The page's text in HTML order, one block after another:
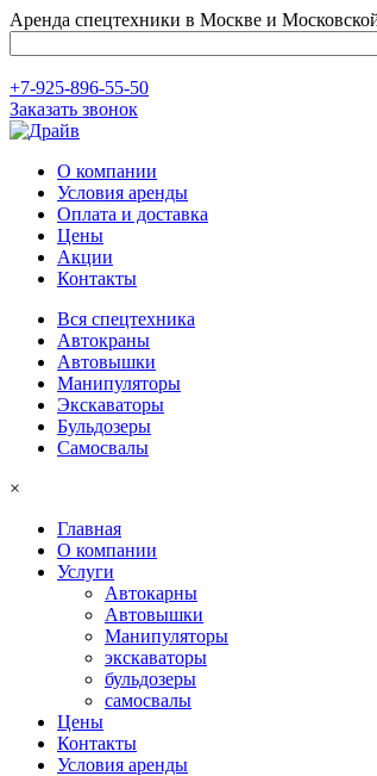
Аренда спецтехники в Москве и
+7-925-896-55-50
Заказать звонок
О компании
Условия аренды
Оплата и доставка
Цены
Акции
Контакты
Вся спецтехника
Автокраны
Автовышки
Манипуляторы
Экскаваторы
Бульдозеры
Самосвалы
×
Главная
О компании
Услуги
Автокарны
Автовышки
Манипуляторы
экскаваторы
бульдозеры
самосвалы
Цены
Контакты
Условия аренды